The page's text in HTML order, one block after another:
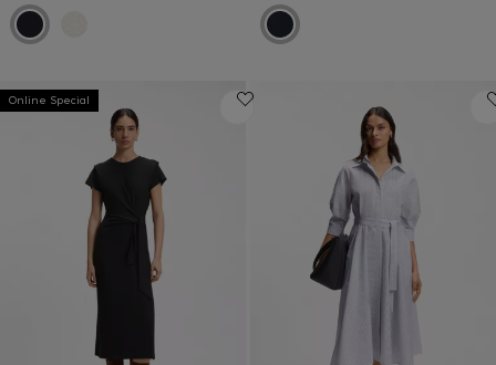
Online Special